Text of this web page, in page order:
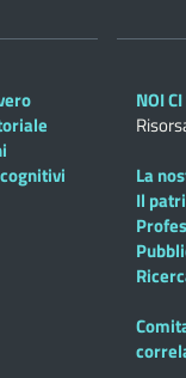
NOI
La
Il